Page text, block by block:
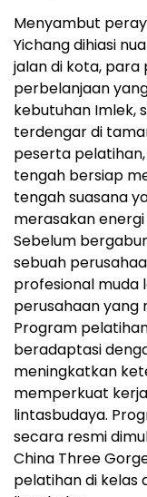
Menyambut
Yichang dihiasi
jalan di kota,
perbelanjaan
kebutuhan Imlek,
terdengar di
peserta
tengah bersiap
tengah suasana
merasakan
Sebelum
sebuah
profesional muda
perusahaan yang
Program
beradaptasi
meningkatkan
memperkuat
lintasbudaya.
secara resmi
China Three
pelatihan di kelas